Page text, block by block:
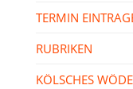
TERMIN
RUBRIKEN
KÖLSCHES